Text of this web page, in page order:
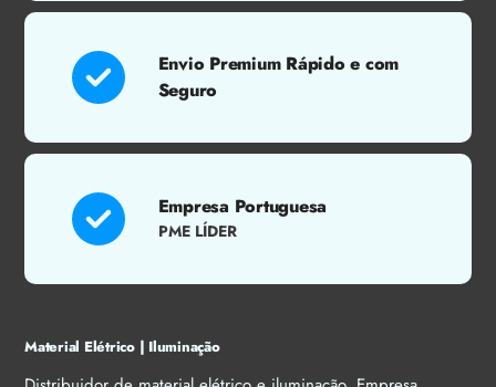
Envio Premium Rápido e com
Seguro
Empresa Portuguesa
PME LÍDER
Material Elétrico | Iluminação